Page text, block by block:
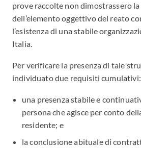
prove raccolte non dimostrassero
dell’elemento oggettivo del reato
l’esistenza di una stabile
Italia.
Per verificare la presenza di tale
individuato due requisiti cumulativi:
una presenza stabile e
persona che agisce per conto
residente; e
la conclusione abituale di